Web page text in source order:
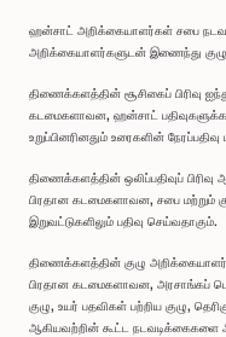
ஹன்சாட் அறிக்கையாளர்கள் சபை
அறிக்கையாளர்களுடன் இணைந்து
திணைக்களத்தின் சூசிகைப் பிரிவு
கடமைகளாவன, ஹன்சாட்
உறுப்பினரினதும் உரைகளின்
திணைக்களத்தின் ஒலிப்பதிவுப்
பிரதான கடமைகளாவன, சபை மற்றும்
இறுவட்டுகளிலும் பதிவு செய்வதாகும்.
திணைக்களத்தின் குழு
பிரதான கடமைகளாவன, அரசாங்கப்
குழு, உயர் பதவிகள் பற்றிய குழு,
ஆகியவற்றின் கூட்ட நடவடிக்கைகளை